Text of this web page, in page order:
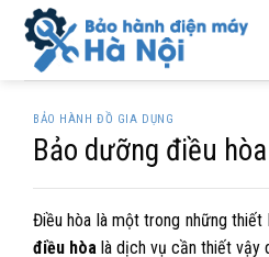
Skip
content
BẢO HÀNH ĐỒ GIA DỤNG
Bảo dưỡng điều
Điều hòa là một trong những
điều hòa là dịch vụ cần thiết vậy